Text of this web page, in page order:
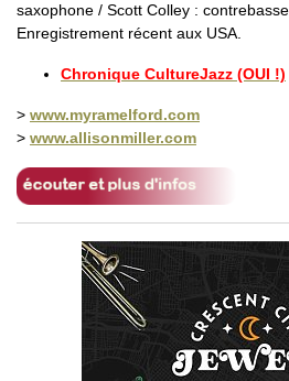
saxophone / Scott Colley : contrebasse.
Enregistrement récent aux USA.
Chronique CultureJazz (OUI !)
> www.myramelford.com
> www.allisonmiller.com